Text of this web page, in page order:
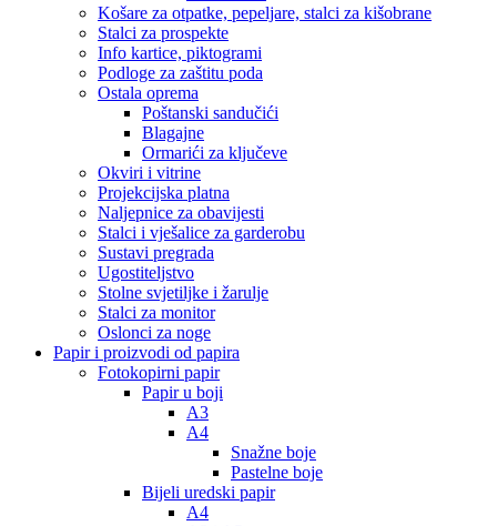
Košare za otpatke, pepeljare, stalci za kišobrane
Stalci za prospekte
Info kartice, piktogrami
Podloge za zaštitu poda
Ostala oprema
Poštanski sandučići
Blagajne
Ormarići za ključeve
Okviri i vitrine
Projekcijska platna
Naljepnice za obavijesti
Stalci i vješalice za garderobu
Sustavi pregrada
Ugostiteljstvo
Stolne svjetiljke i žarulje
Stalci za monitor
Oslonci za noge
Papir i proizvodi od papira
Fotokopirni papir
Papir u boji
A3
A4
Snažne boje
Pastelne boje
Bijeli uredski papir
A4